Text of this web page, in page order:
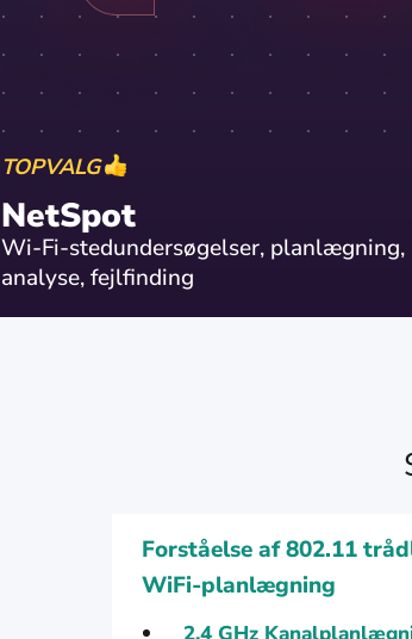
TOPVALG
NetSpot
Wi-Fi-stedundersøgelser, planlægning,
analyse, fejlfinding
Forståelse af 802.11
WiFi-planlægning